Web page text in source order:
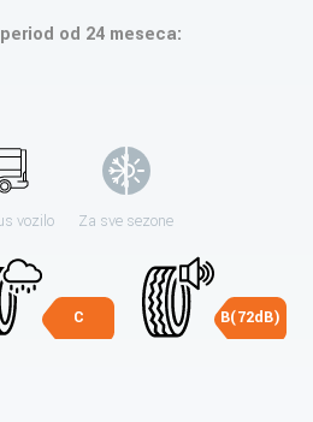
od 24 meseca:
vozilo Za sve sezone
C B(72dB)